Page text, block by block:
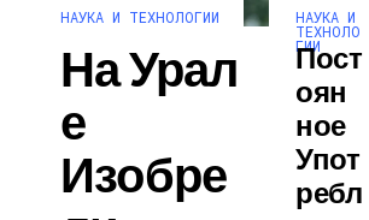
НАУКА И ТЕХНОЛОГИИ
На Урал
Е
Изобре
НАУКА И
ТЕХНОЛО
ГИИ
Пост
Оян
Ное
Упот
Ребл